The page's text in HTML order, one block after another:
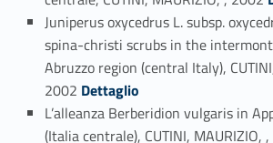
Juniperus oxycedrus L. subsp.
spina-christi scrubs in the
Abruzzo region (central Italy),
2002 Link identifier #identifier_person_149446-77
Dettaglio
L’alleanza Berberidion vulgaris in
(Italia centrale), CUTINI, MAURIZIO,